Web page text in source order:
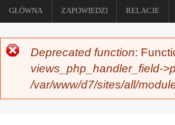
GŁÓWNA ZAPOWIEDZI RELACJE
KOMUNIKAT O BŁĘDZIE
Deprecated function:
views_php_handler_field-
/var/www/d7/sites/all/